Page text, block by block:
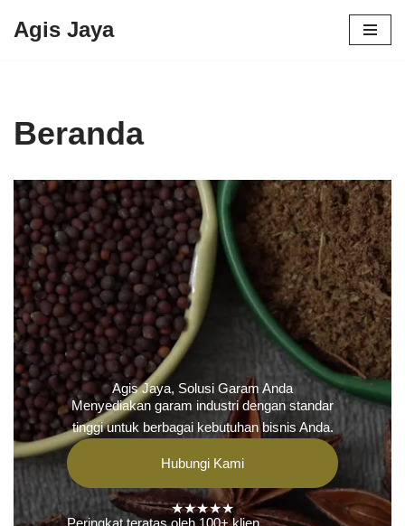
Agis Jaya
Beranda
Agis Jaya, Solusi Garam Anda
Menyediakan garam industri dengan standar
tinggi untuk berbagai kebutuhan bisnis Anda.
Hubungi Kami
★★★★★
Peringkat teratas oleh 100+ klien